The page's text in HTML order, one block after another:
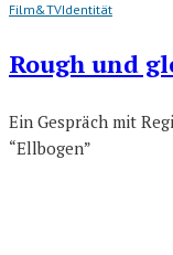
Film&TVIdentität
Rough und
Ein Gespräch mit
“Ellbogen”